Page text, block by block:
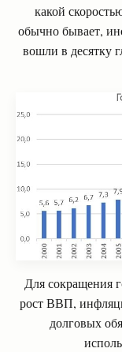
какой
обычно бывает,
вошли в десятку
Для сокращения
рост ВВП,
долговых